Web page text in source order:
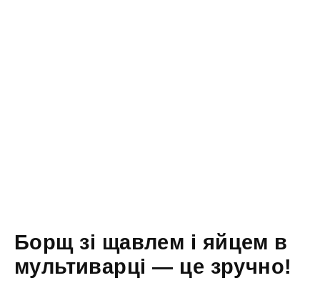
Борщ зі щавлем і яйцем в
мультиварці — це зручно!